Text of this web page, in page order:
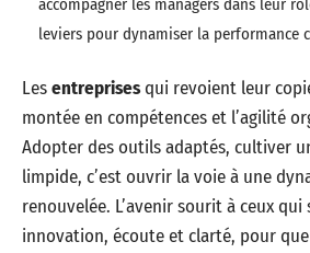
leviers pour dynamiser la performance
Lesentreprisesqui revoient leur
montée en compétences et l’agilité
Adopter des outils adaptés, cultiver
limpide, c’est ouvrir la voie à une
renouvelée. L’avenir sourit à ceux
innovation, écoute et clarté, pour que